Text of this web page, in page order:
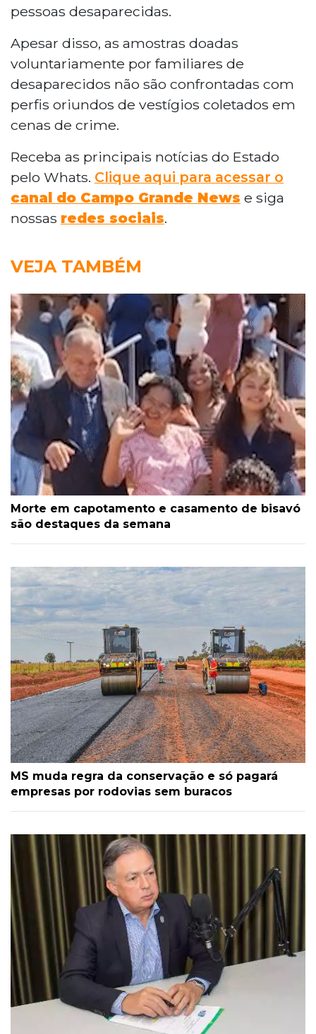
pessoas desaparecidas.
Apesar disso, as amostras doadas
voluntariamente por familiares de
desaparecidos não são confrontadas com
perfis oriundos de vestígios coletados em
cenas de crime.
Receba as principais notícias do Estado
pelo Whats. Clique aqui para acessar o
canal do Campo Grande News e siga
nossas redes sociais.
VEJA TAMBÉM
Morte em capotamento e casamento de bisavó
são destaques da semana
MS muda regra da conservação e só pagará
empresas por rodovias sem buracos